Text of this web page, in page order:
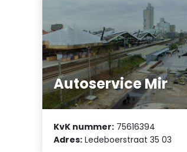
Autoservice Mir
KvK nummer: 75616394
Adres: Ledeboerstraat 35 03